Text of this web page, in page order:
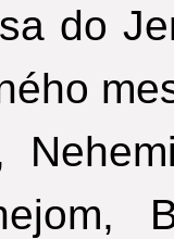
do